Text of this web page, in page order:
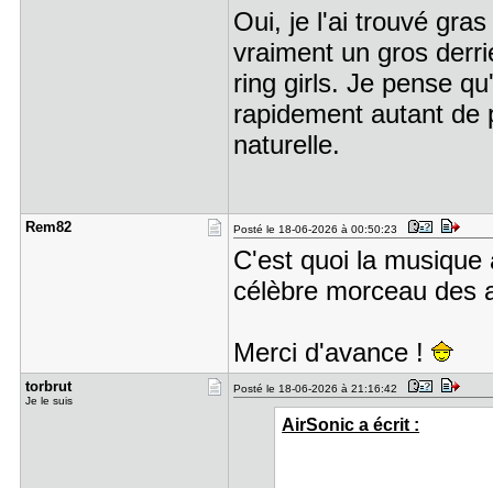
Oui, je l'ai trouvé
vraiment un gros
ring girls. Je pense
rapidement autant de
naturelle.
Rem82 Posté le 18-06-2026 à 00:50:23
C'est quoi la
célèbre morceau
Merci d'avance !
torbrut
Je le suis
Posté le 18-06-2026 à 21:16:42
AirSonic a écrit :